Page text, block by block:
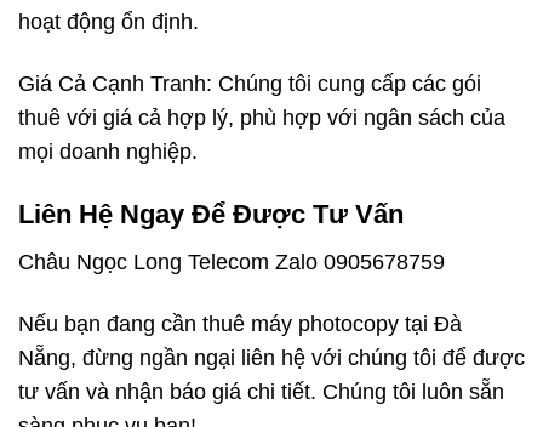
hoạt động ổn định.
Giá Cả Cạnh Tranh: Chúng tôi cung cấp các gói
thuê với giá cả hợp lý, phù hợp với ngân sách của
mọi doanh nghiệp.
Liên Hệ Ngay Để Được Tư Vấn
Châu Ngọc Long Telecom Zalo 0905678759
Nếu bạn đang cần thuê máy photocopy tại Đà
Nẵng, đừng ngần ngại liên hệ với chúng tôi để được
tư vấn và nhận báo giá chi tiết. Chúng tôi luôn sẵn